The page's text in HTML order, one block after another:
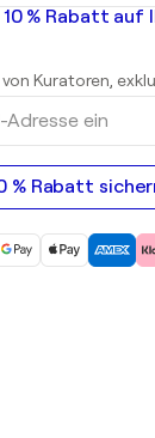
% Rabatt auf
Kuratoren,
% Rabatt